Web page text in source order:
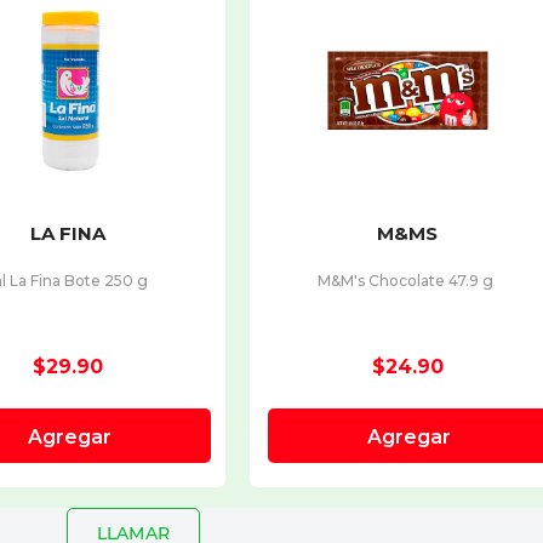
LLAMAR